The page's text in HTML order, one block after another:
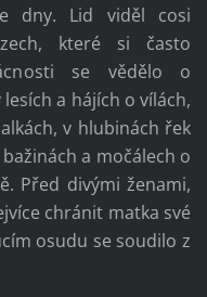
dny. Lid viděl cosi
které si často
se vědělo o
a hájích o vílách,
v hlubinách řek
a močálech o
Před divými ženami,
chránit matka své
osudu se soudilo z